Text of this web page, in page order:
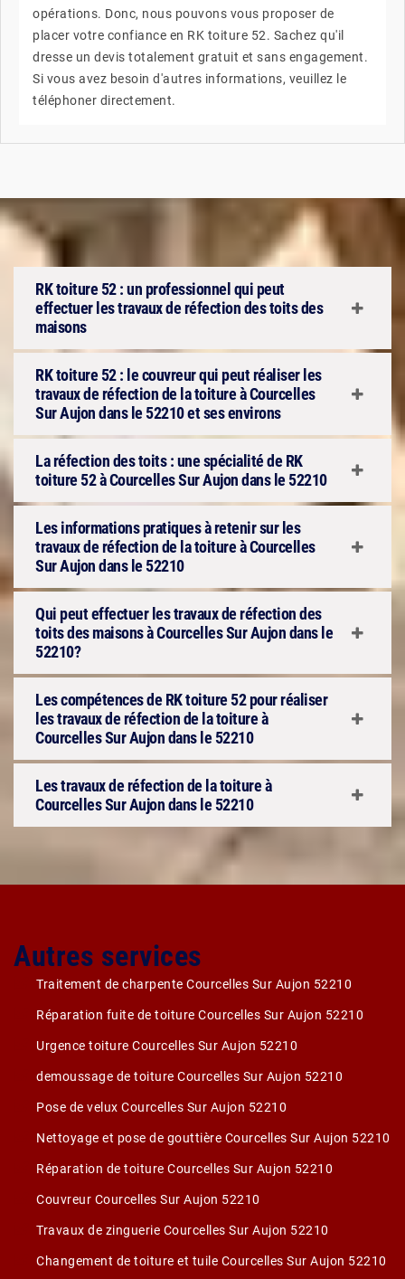
opérations. Donc, nous pouvons vous proposer de
placer votre confiance en RK toiture 52. Sachez qu'il
dresse un devis totalement gratuit et sans engagement.
Si vous avez besoin d'autres informations, veuillez le
téléphoner directement.
RK toiture 52 : un professionnel qui peut
effectuer les travaux de réfection des toits des
maisons
RK toiture 52 : le couvreur qui peut réaliser les
travaux de réfection de la toiture à Courcelles
Sur Aujon dans le 52210 et ses environs
La réfection des toits : une spécialité de RK
toiture 52 à Courcelles Sur Aujon dans le 52210
Les informations pratiques à retenir sur les
travaux de réfection de la toiture à Courcelles
Sur Aujon dans le 52210
Qui peut effectuer les travaux de réfection des
toits des maisons à Courcelles Sur Aujon dans le
52210?
Les compétences de RK toiture 52 pour réaliser
les travaux de réfection de la toiture à
Courcelles Sur Aujon dans le 52210
Les travaux de réfection de la toiture à
Courcelles Sur Aujon dans le 52210
Autres services
Traitement de charpente Courcelles Sur Aujon 52210
Réparation fuite de toiture Courcelles Sur Aujon 52210
Urgence toiture Courcelles Sur Aujon 52210
demoussage de toiture Courcelles Sur Aujon 52210
Pose de velux Courcelles Sur Aujon 52210
Nettoyage et pose de gouttière Courcelles Sur Aujon 52210
Réparation de toiture Courcelles Sur Aujon 52210
Couvreur Courcelles Sur Aujon 52210
Travaux de zinguerie Courcelles Sur Aujon 52210
Changement de toiture et tuile Courcelles Sur Aujon 52210